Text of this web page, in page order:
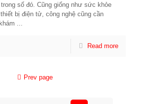
số đó. Cũng giống như sức khỏe
bị điện tử, công nghệ cũng cần
...
Read more
Prev page